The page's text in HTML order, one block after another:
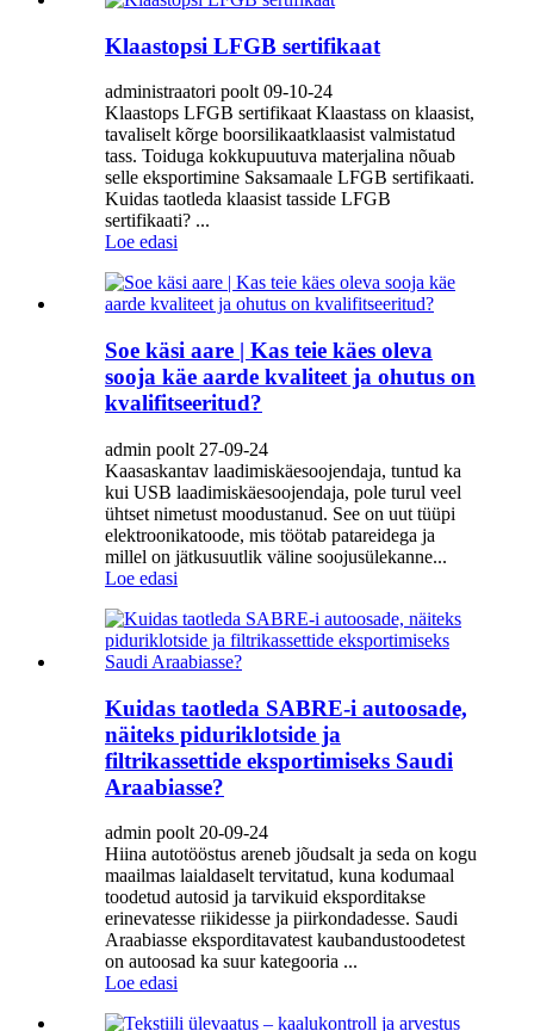
Klaastopsi LFGB sertifikaat
administraatori poolt 09-10-24
Klaastops LFGB sertifikaat Klaastass on klaasist,
tavaliselt kõrge boorsilikaatklaasist valmistatud
tass. Toiduga kokkupuutuva materjalina nõuab
selle eksportimine Saksamaale LFGB sertifikaati.
Kuidas taotleda klaasist tasside LFGB
sertifikaati? ...
Loe edasi
Soe käsi aare | Kas teie käes oleva
sooja käe aarde kvaliteet ja ohutus on
kvalifitseeritud?
admin poolt 27-09-24
Kaasaskantav laadimiskäesoojendaja, tuntud ka
kui USB laadimiskäesoojendaja, pole turul veel
ühtset nimetust moodustanud. See on uut tüüpi
elektroonikatoode, mis töötab patareidega ja
millel on jätkusuutlik väline soojusülekanne...
Loe edasi
Kuidas taotleda SABRE-i autoosade,
näiteks piduriklotside ja
filtrikassettide eksportimiseks Saudi
Araabiasse?
admin poolt 20-09-24
Hiina autotööstus areneb jõudsalt ja seda on kogu
maailmas laialdaselt tervitatud, kuna kodumaal
toodetud autosid ja tarvikuid eksporditakse
erinevatesse riikidesse ja piirkondadesse. Saudi
Araabiasse eksporditavatest kaubandustoodetest
on autoosad ka suur kategooria ...
Loe edasi